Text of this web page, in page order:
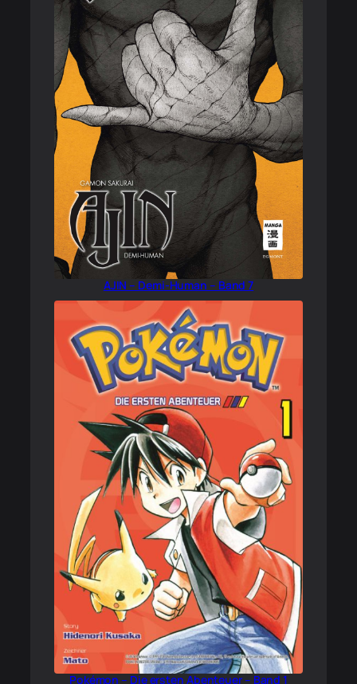
AJIN – Demi-Human – Band 7
Pokémon – Die ersten Abenteuer – Band 1